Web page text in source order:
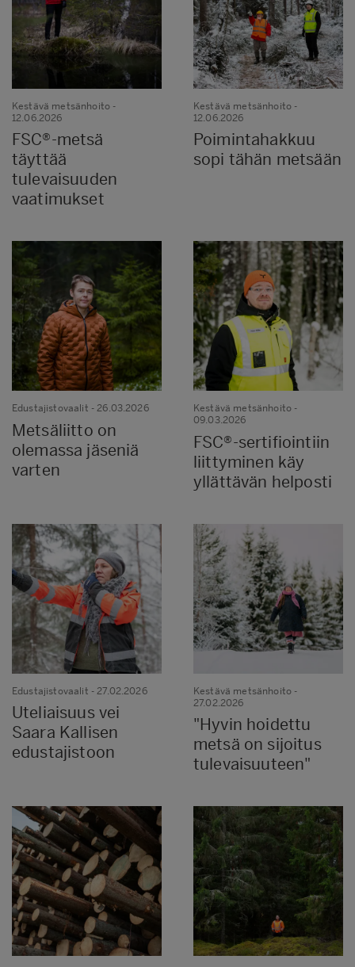
Kestävä metsänhoito -
12.06.2026
FSC®-metsä
täyttää
tulevaisuuden
vaatimukset
Kestävä metsänhoito -
12.06.2026
Poimintahakkuu
sopi tähän metsään
Edustajistovaalit - 26.03.2026
Metsäliitto on
olemassa jäseniä
varten
Kestävä metsänhoito -
09.03.2026
FSC®-sertifiointiin
liittyminen käy
yllättävän helposti
Edustajistovaalit - 27.02.2026
Uteliaisuus vei
Saara Kallisen
edustajistoon
Kestävä metsänhoito -
27.02.2026
"Hyvin hoidettu
metsä on sijoitus
tulevaisuuteen"